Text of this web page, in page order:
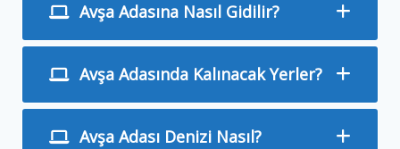
Avşa Adasına Nasıl Gidilir?
Avşa Adasında Kalınacak Yerler?
Avşa Adası Denizi Nasıl?